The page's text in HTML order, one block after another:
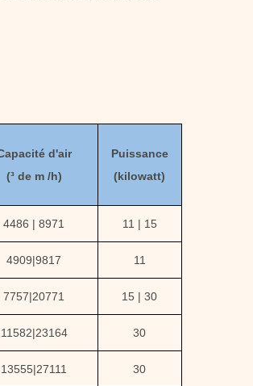
d'air
(³ de m /h)
Puissance
(kilowatt)
4486 | 8971 11 | 15
4909|9817 11
7757|20771 15 | 30
11582|23164 30
13555|27111 30